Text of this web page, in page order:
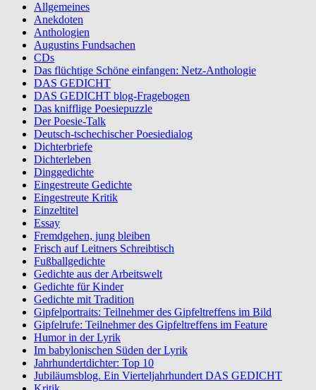
Allgemeines
Anekdoten
Anthologien
Augustins Fundsachen
CDs
Das flüchtige Schöne einfangen: Netz-Anthologie
DAS GEDICHT
DAS GEDICHT blog-Fragebogen
Das knifflige Poesiepuzzle
Der Poesie-Talk
Deutsch-tschechischer Poesiedialog
Dichterbriefe
Dichterleben
Dinggedichte
Eingestreute Gedichte
Eingestreute Kritik
Einzeltitel
Essay
Fremdgehen, jung bleiben
Frisch auf Leitners Schreibtisch
Fußballgedichte
Gedichte aus der Arbeitswelt
Gedichte für Kinder
Gedichte mit Tradition
Gipfelportraits: Teilnehmer des Gipfeltreffens im Bild
Gipfelrufe: Teilnehmer des Gipfeltreffens im Feature
Humor in der Lyrik
Im babylonischen Süden der Lyrik
Jahrhundertdichter: Top 10
Jubiläumsblog. Ein Vierteljahrhundert DAS GEDICHT